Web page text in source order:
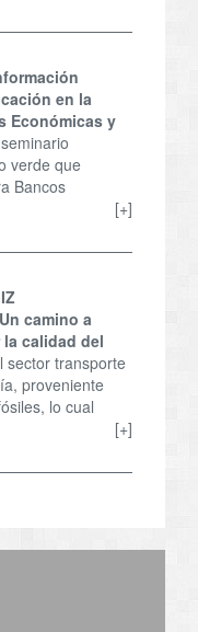
en la
Económicas y
verde que
Bancos
[+]
camino a
calidad del
sector transporte
proveniente
lo cual
[+]